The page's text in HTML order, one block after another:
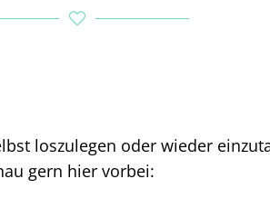
loszulegen oder wieder
gern hier vorbei: